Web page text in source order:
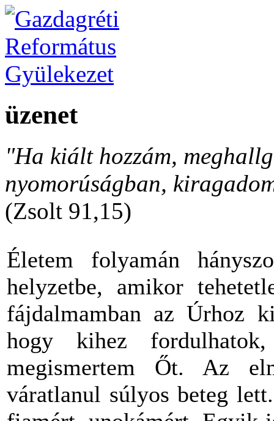
üzenet
"Ha kiált hozzám,
nyomorúságban,
(Zsolt 91,15)
Életem folyamán
helyzetbe, amikor
fájdalmamban az Úrhoz
hogy kihez
megismertem Őt. Az
váratlanul súlyos beteg